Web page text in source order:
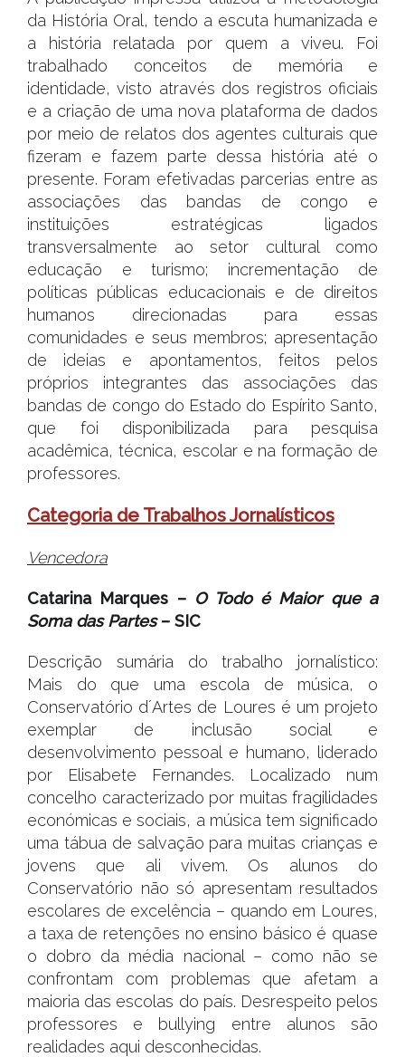
da História Oral, tendo a escuta humanizada e
a história relatada por quem a viveu. Foi
trabalhado conceitos de memória e
identidade, visto através dos registros oficiais
e a criação de uma nova plataforma de dados
por meio de relatos dos agentes culturais que
fizeram e fazem parte dessa história até o
presente. Foram efetivadas parcerias entre as
associações das bandas de congo e
instituições estratégicas ligados
transversalmente ao setor cultural como
educação e turismo; incrementação de
políticas públicas educacionais e de direitos
humanos direcionadas para essas
comunidades e seus membros; apresentação
de ideias e apontamentos, feitos pelos
próprios integrantes das associações das
bandas de congo do Estado do Espírito Santo,
que foi disponibilizada para pesquisa
acadêmica, técnica, escolar e na formação de
professores.
Categoria de Trabalhos Jornalísticos
Vencedora
Catarina Marques – O Todo é Maior que a
Soma das Partes– SIC
Descrição sumária do trabalho jornalístico:
Mais do que uma escola de música, o
Conservatório d´Artes de Loures é um projeto
exemplar de inclusão social e
desenvolvimento pessoal e humano, liderado
por Elisabete Fernandes. Localizado num
concelho caracterizado por muitas fragilidades
económicas e sociais, a música tem significado
uma tábua de salvação para muitas crianças e
jovens que ali vivem. Os alunos do
Conservatório não só apresentam resultados
escolares de excelência – quando em Loures,
a taxa de retenções no ensino básico é quase
o dobro da média nacional – como não se
confrontam com problemas que afetam a
maioria das escolas do país. Desrespeito pelos
professores e bullying entre alunos são
realidades aqui desconhecidas.